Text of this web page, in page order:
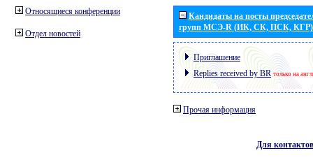
Относящиеся конференции
Отдел новостей
Кандидаты на посты
групп МСЭ-R (ИК, СК, ПСК, КГР)
Приглашение
Replies received by BR только на
Прочая информация
Для контактов